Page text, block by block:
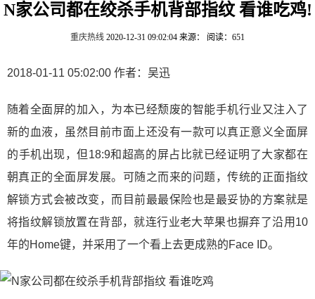
N家公司都在绞杀手机背部指纹 看谁吃鸡!
重庆热线 2020-12-31 09:02:04 来源： 阅读：651
2018-01-11 05:02:00 作者：吴迅
随着全面屏的加入，为本已经颓废的智能手机行业又注入了
新的血液，虽然目前市面上还没有一款可以真正意义全面屏
的手机出现，但18:9和超高的屏占比就已经证明了大家都在
朝真正的全面屏发展。可随之而来的问题，传统的正面指纹
解锁方式会被改变，而目前最最保险也是最妥协的方案就是
将指纹解锁放置在背部，就连行业老大苹果也摒弃了沿用10
年的Home键，并采用了一个看上去更成熟的Face ID。